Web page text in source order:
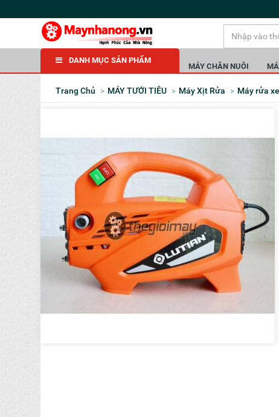
DANH MỤC SẢN PHẨM
MÁY CHĂN NUÔI
Trang Chủ MÁY TƯỚI TIÊU Máy Xịt Rửa Máy rửa